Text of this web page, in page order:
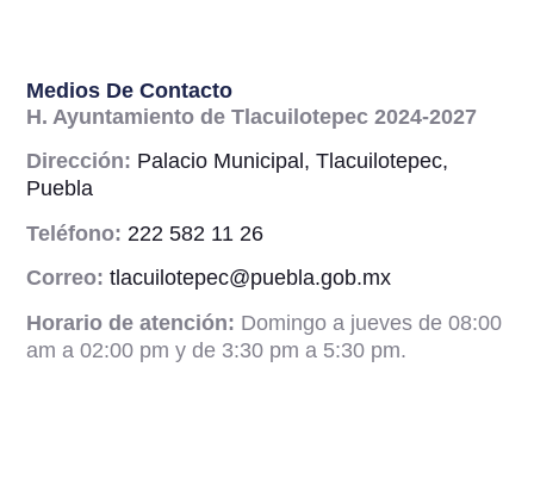
Medios De Contacto
H. Ayuntamiento de Tlacuilotepec 2024-2027
Dirección: Palacio Municipal, Tlacuilotepec,
Puebla
Teléfono: 222 582 11 26
Correo: tlacuilotepec@puebla.gob.mx
Horario de atención: Domingo a jueves de 08:00
am a 02:00 pm y de 3:30 pm a 5:30 pm.